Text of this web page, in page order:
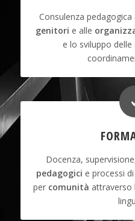
Consulenza pedagogica
genitori e alle
e lo sviluppo delle
Docenza,
pedagogici e processi
per comunità attraverso